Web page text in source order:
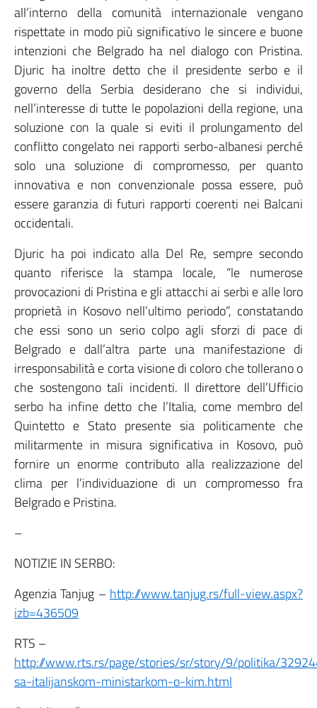
all’interno della comunità internazionale vengano
rispettate in modo più significativo le sincere e buone
intenzioni che Belgrado ha nel dialogo con Pristina.
Djuric ha inoltre detto che il presidente serbo e il
governo della Serbia desiderano che si individui,
nell’interesse di tutte le popolazioni della regione, una
soluzione con la quale si eviti il prolungamento del
conflitto congelato nei rapporti serbo-albanesi perché
solo una soluzione di compromesso, per quanto
innovativa e non convenzionale possa essere, può
essere garanzia di futuri rapporti coerenti nei Balcani
occidentali.
Djuric ha poi indicato alla Del Re, sempre secondo
quanto riferisce la stampa locale, “le numerose
provocazioni di Pristina e gli attacchi ai serbi e alle loro
proprietà in Kosovo nell’ultimo periodo”, constatando
che essi sono un serio colpo agli sforzi di pace di
Belgrado e dall’altra parte una manifestazione di
irresponsabilità e corta visione di coloro che tollerano o
che sostengono tali incidenti. Il direttore dell’Ufficio
serbo ha infine detto che l’Italia, come membro del
Quintetto e Stato presente sia politicamente che
militarmente in misura significativa in Kosovo, può
fornire un enorme contributo alla realizzazione del
clima per l’individuazione di un compromesso fra
Belgrado e Pristina.
–
NOTIZIE IN SERBO:
Agenzia Tanjug – http://www.tanjug.rs/full-view.aspx?
izb=436509
RTS –
http://www.rts.rs/page/stories/sr/story/9/politika/
sa-italijanskom-ministarkom-o-kim.html